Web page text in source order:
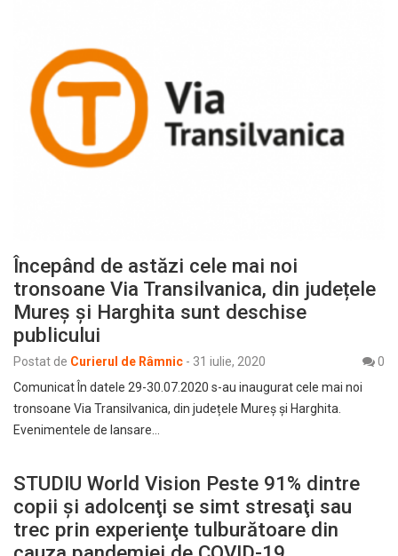
Începând de astăzi cele mai noi
tronsoane Via Transilvanica, din județele
Mureș și Harghita sunt deschise
publicului
Postat de Curierul de Râmnic - 31 iulie, 2020
0
Comunicat În datele 29-30.07.2020 s-au inaugurat cele mai noi
tronsoane Via Transilvanica, din județele Mureș și Harghita.
Evenimentele de lansare…
STUDIU World Vision Peste 91% dintre
copii şi adolcenţi se simt stresaţi sau
trec prin experienţe tulburătoare din